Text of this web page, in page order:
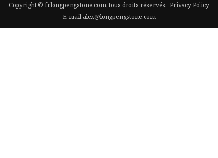
Copyright © fr.longpengstone.com, tous droits réservés. Privacy Policy
E-mail alex@longpengstone.com